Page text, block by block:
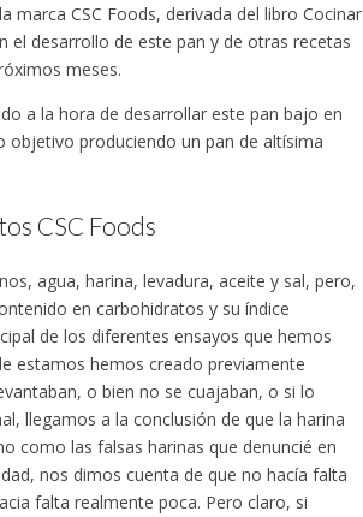
marca CSC Foods, derivada del libro Cocinar
el desarrollo de este pan y de otras recetas
meses.
a la hora de desarrollar este pan bajo en
produciendo un pan de altísima
CSC Foods
agua, harina, levadura, aceite y sal, pero,
en carbohidratos y su índice
de los diferentes ensayos que hemos
estamos hemos creado previamente
o bien no se cuajaban, o si lo
llegamos a la conclusión de que la harina
como las falsas harinas que denuncié en
nos dimos cuenta de que no hacía falta
falta realmente poca. Pero claro, si